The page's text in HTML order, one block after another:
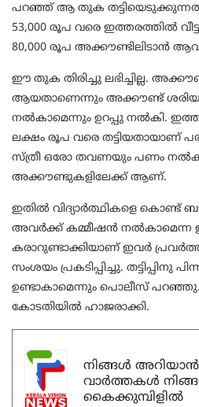
പറഞ്ഞ് ആ തുക
53,000 രൂപ വരെ ഇത്തരത്തില്‍
80,000 രൂപ അക്കൗണ്ടിലിടാന്‍
ഈ തുക തിരിച്ചു ലഭിച്ചില്ല.
ആയതാണെന്നും അക്കൗണ്ട്
നല്‍കാമെന്നും ഉറപ്പു നല്‍കി.
ലക്ഷം രൂപ വരെ തട്ടിയതായാണ്
സ്ത്രീ ഒരോ തവണയും പണം
അക്കൗണ്ടുകളിലേക്ക് ആണ്.
ഇതില്‍ വിദ്യാര്‍ത്ഥികളെ കൊണ്ട്
അവര്‍ക്ക് കമ്മീഷന്‍ നല്‍കാമെന്ന
കരാറുണ്ടാക്കിയാണ് ഇവര്‍
സംശയം പ്രകടിപ്പിച്ചു.
ഉണ്ടാകാമെന്നും പൊലീസ് പറഞ്ഞു.
കോടതിയില്‍ ഹാജരാക്കി.
നിങ്ങൾ
വാർത്തകൾ
കൈക്കുമ്പിളിൽ